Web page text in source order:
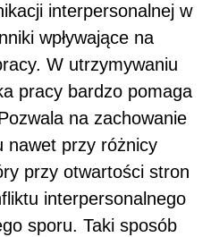
interpersonalnej w
wpływające na
W utrzymywaniu
pracy bardzo pomaga
na zachowanie
nawet przy różnicy
przy otwartości stron
interpersonalnego
sporu. Taki sposób